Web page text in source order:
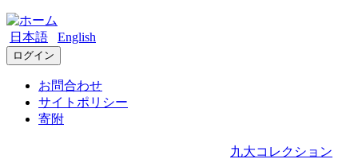
日本語 English
ログイン
お問合わせ
サイトポリシー
寄附
九大コレクション